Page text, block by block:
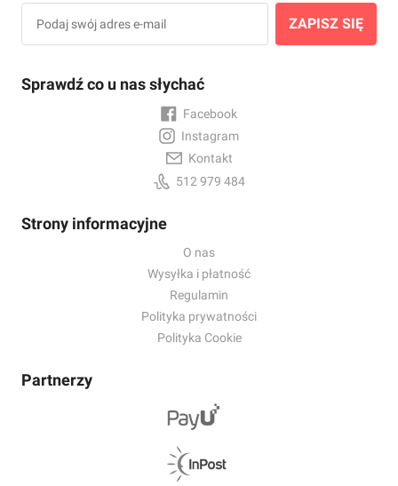
Sprawdź co u nas słychać
Facebook
Instagram
Kontakt
512 979 484
Strony informacyjne
O nas
Wysyłka i płatność
Regulamin
Polityka prywatności
Polityka Cookie
Partnerzy
ZAPISZ SIĘ